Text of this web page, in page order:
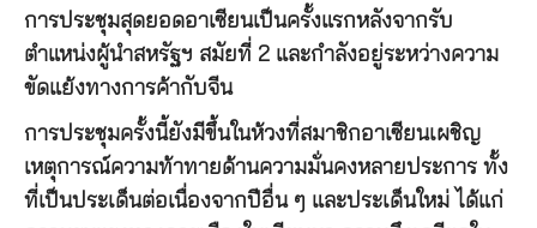
การประชุมสุดยอดอาเซียนเป็นครั้งแรกหลังจากรับ
ตำแหน่งผู้นำสหรัฐฯ สมัยที่ 2 และกำลังอยู่ระหว่างความ
ขัดแย้งทางการค้ากับจีน
การประชุมครั้งนี้ยังมีขึ้นในห้วงที่สมาชิกอาเซียนเผชิญ
เหตุการณ์ความท้าทายด้านความมั่นคงหลายประการ ทั้ง
ที่เป็นประเด็นต่อเนื่องจากปีอื่น ๆ และประเด็นใหม่ ได้แก่